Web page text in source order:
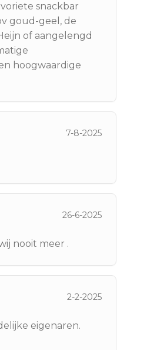
snackbar
goud-geel, de
of aangelengd
hoogwaardige
7-8-2025
26-6-2025
nooit meer .
2-2-2025
eigenaren.